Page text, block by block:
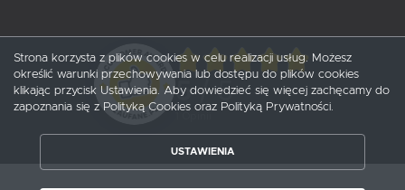
5/ 5
Strona korzysta z plików cookies w celu realizacji usług. Możesz
określić warunki przechowywania lub dostępu do plików cookies
klikając przycisk Ustawienia. Aby dowiedzieć się więcej zachęcamy do
zapoznania się z Polityką Cookies oraz Polityką Prywatności.
USTAWIENIA